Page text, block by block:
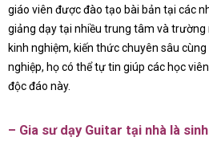
giáo viên được đào tạo bài bản tại các
giảng dạy tại nhiều trung tâm và trường
kinh nghiệm, kiến thức chuyên sâu
nghiệp, họ có thể tự tin giúp các học
độc đáo này.
– Gia sư dạy Guitar tại nhà là